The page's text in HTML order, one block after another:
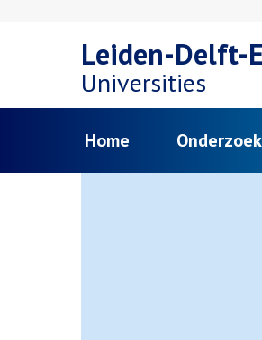
naar
Leiden-Delft-
Universities
Home Onderzoek